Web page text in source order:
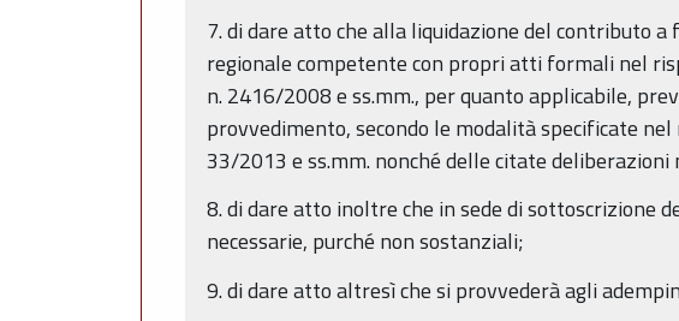
7. di dare atto che alla liquidazione del contributo
regionale competente con propri atti formali nel
n. 2416/2008 e ss.mm., per quanto applicabile,
provvedimento, secondo le modalità specificate
33/2013 e ss.mm. nonché delle citate
8. di dare atto inoltre che in sede di sottoscrizione
necessarie, purché non sostanziali;
9. di dare atto altresì che si provvederà agli